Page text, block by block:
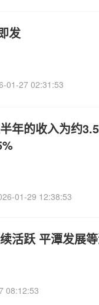
发
01-27 02:31:53
年的收入为约
01-29 12:38:53
活跃 平潭发展
08:12:53